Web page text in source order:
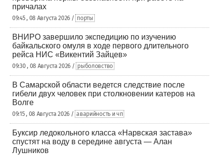
причалах
09:45 , 08 Августа 2026 / порты
ВНИРО завершило экспедицию по изучению
байкальского омуля в ходе первого длительного
рейса НИС «Викентий Зайцев»
09:30 , 08 Августа 2026 / рыболовство
В Самарской области ведется следствие после
гибели двух человек при столкновении катеров на
Волге
09:15 , 08 Августа 2026 / аварийность и чп
Буксир ледокольного класса «Нарвская застава»
спустят на воду в середине августа — Алан
Лушников